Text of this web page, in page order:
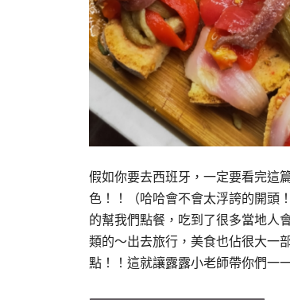
假如你要去西班牙，一定要看完這
色！！（哈哈會不會太浮誇的開頭
的幫我們點餐，吃到了很多當地人
類的～出去旅行，美食也佔很大一
點！！這就讓露露小老師帶你們一